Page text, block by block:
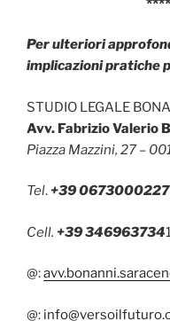
Per ulteriori
implicazioni pratiche
STUDIO LEGALE
Avv. Fabrizio Valerio
Piazza Mazzini, 27 –
Tel.+39 0673000227
Cell. +39 346963734
@:
@: